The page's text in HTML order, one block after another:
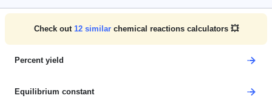
Check out 12similar chemical reactions calculators 💥
Percent yield
Equilibrium constant